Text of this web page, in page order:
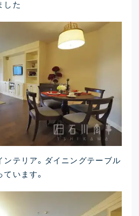
した
ンテリア。ダイニングテーブル
います。